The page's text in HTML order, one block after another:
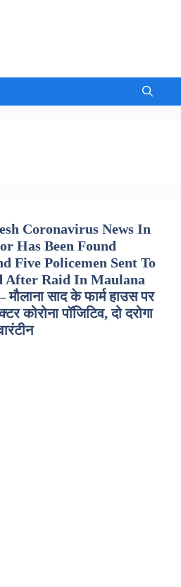
Coronavirus News In
Has Been Found
Five Policemen Sent To
After Raid In Maulana
साद के फार्म हाउस पर
कोरोना पॉजिटिव, दो दरोगा